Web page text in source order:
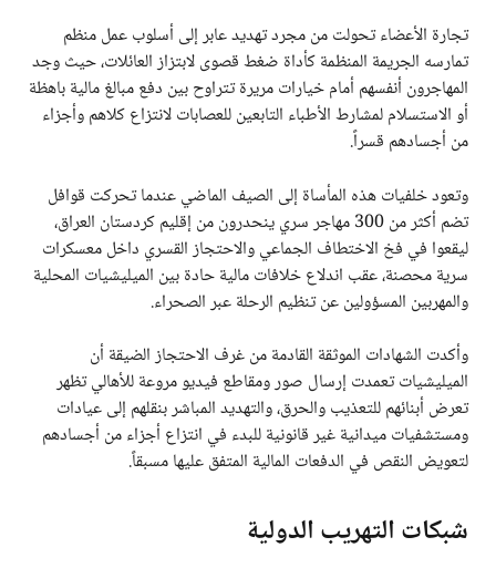
تجارة الأعضاء تحولت من مجرد تهديد عابر إلى أسلوب عمل منظم
تمارسه الجريمة المنظمة كأداة ضغط قصوى لابتزاز العائلات، حيث وجد
المهاجرون أنفسهم أمام خيارات مريرة تتراوح بين دفع مبالغ مالية باهظة
أو الاستسلام لمشارط الأطباء التابعين للعصابات لانتزاع كلاهم وأجزاء
من أجسادهم قسراً.
وتعود خلفيات هذه المأساة إلى الصيف الماضي عندما تحركت قوافل
تضم أكثر من 300 مهاجر سري ينحدرون من إقليم كردستان العراق،
ليقعوا في فخ الاختطاف الجماعي والاحتجاز القسري داخل معسكرات
سرية محصنة، عقب اندلاع خلافات مالية حادة بين الميليشيات المحلية
والمهربين المسؤولين عن تنظيم الرحلة عبر الصحراء.
وأكدت الشهادات الموثقة القادمة من غرف الاحتجاز الضيقة أن
الميليشيات تعمدت إرسال صور ومقاطع فيديو مروعة للأهالي تظهر
تعرض أبنائهم للتعذيب والحرق، والتهديد المباشر بنقلهم إلى عيادات
ومستشفيات ميدانية غير قانونية للبدء في انتزاع أجزاء من أجسادهم
لتعويض النقص في الدفعات المالية المتفق عليها مسبقاً.
شبكات التهريب الدولية